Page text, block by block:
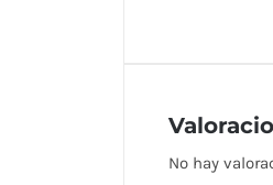
No hay